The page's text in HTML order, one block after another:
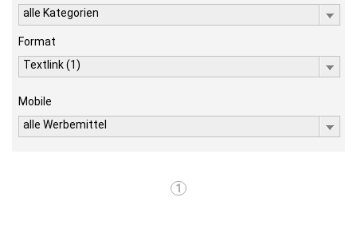
alle Kategorien
Format
Textlink (1)
Mobile
alle Werbemittel
1